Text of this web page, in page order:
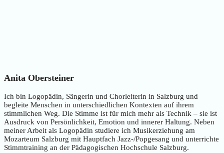
Anita Obersteiner
Ich bin Logopädin, Sängerin und Chorleiterin in Salzburg und
begleite Menschen in unterschiedlichen Kontexten auf ihrem
stimmlichen Weg. Die Stimme ist für mich mehr als Technik – sie ist
Ausdruck von Persönlichkeit, Emotion und innerer Haltung. Neben
meiner Arbeit als Logopädin studiere ich Musikerziehung am
Mozarteum Salzburg mit Hauptfach Jazz-/Popgesang und unterrichte
Stimmtraining an der Pädagogischen Hochschule Salzburg.